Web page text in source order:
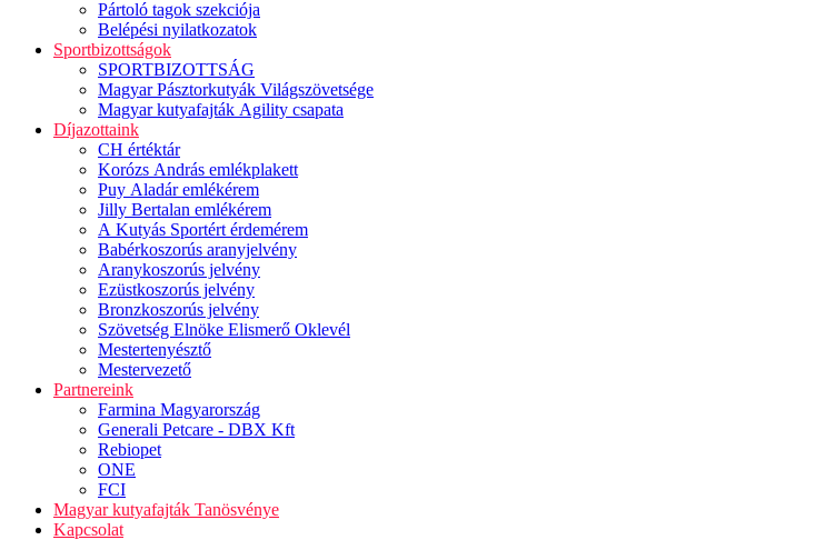
Pártoló tagok szekciója
Belépési nyilatkozatok
Sportbizottságok
SPORTBIZOTTSÁG
Magyar Pásztorkutyák Világszövetsége
Magyar kutyafajták Agility csapata
Díjazottaink
CH értéktár
Korózs András emlékplakett
Puy Aladár emlékérem
Jilly Bertalan emlékérem
A Kutyás Sportért érdemérem
Babérkoszorús aranyjelvény
Aranykoszorús jelvény
Ezüstkoszorús jelvény
Bronzkoszorús jelvény
Szövetség Elnöke Elismerő Oklevél
Mestertenyésztő
Mestervezető
Partnereink
Farmina Magyarország
Generali Petcare - DBX Kft
Rebiopet
ONE
FCI
Magyar kutyafajták Tanösvénye
Kapcsolat